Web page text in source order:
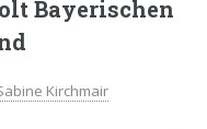
Bayerischen
Kirchmair